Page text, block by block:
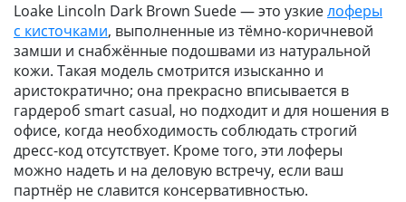
Loake Lincoln Dark Brown Suede — это узкиелоферы
с кисточками, выполненные из тёмно-коричневой
замши и снабжённые подошвами из натуральной
кожи. Такая модель смотрится изысканно и
аристократично; она прекрасно вписывается в
гардероб smart casual, но подходит и для ношения в
офисе, когда необходимость соблюдать строгий
дресс-код отсутствует. Кроме того, эти лоферы
можно надеть и на деловую встречу, если ваш
партнёр не славится консервативностью.